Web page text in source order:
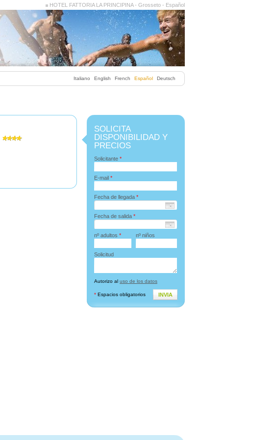
HOTEL FATTORIA LA PRINCIPINA - Grosseto - Español
Italiano English French Español Deutsch
SOLICITA
DISPONIBILIDAD Y
PRECIOS
Solicitante *
E-mail *
Fecha de llegada *
Fecha de salida *
nº adultos * nº niños
Solicitud
Autorizo al uso de los datos
INVIA
* Espacios obligatorios